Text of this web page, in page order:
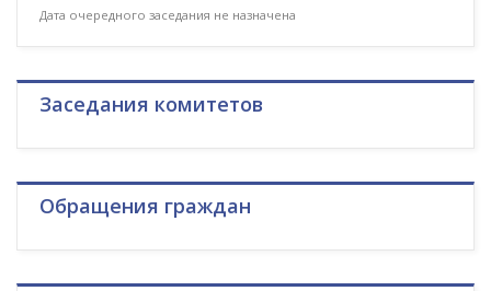
Дата очередного заседания не назначена
Заседания комитетов
Обращения граждан